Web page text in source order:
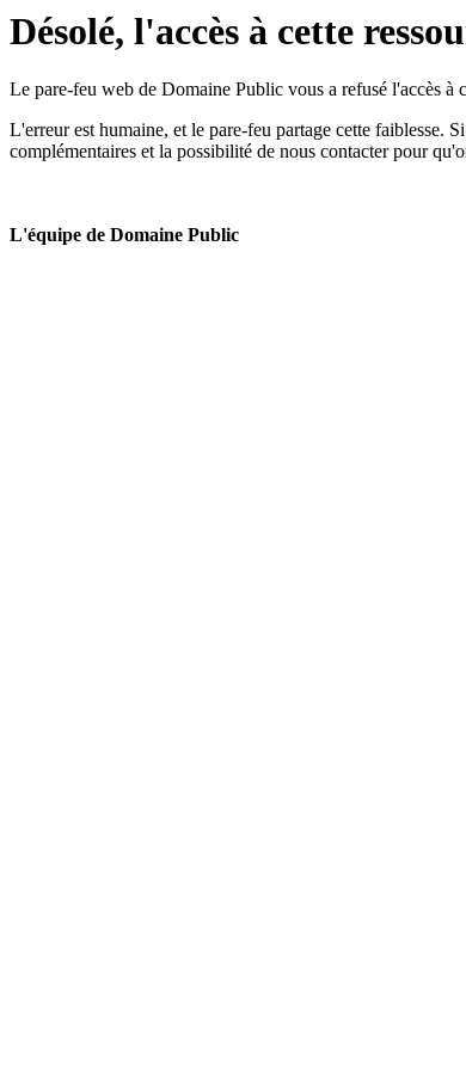
Désolé, l'accès à cette
Le pare-feu web de Domaine Public vous a refusé l'accès à
L'erreur est humaine, et le pare-feu partage cette faiblesse.
complémentaires et la possibilité de nous contacter pour
L'équipe de Domaine Public